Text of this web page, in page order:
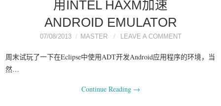
用INTEL HAXM加速
ANDROID EMULATOR
07/08/2013 MASTER LEAVE A COMMENT
周末试玩了一下在Eclipse中使用ADT开发Android应用程序的环境，当
然…
Continue Reading →